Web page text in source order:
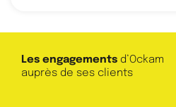
Les engagements d’Ockam
auprès de ses clients